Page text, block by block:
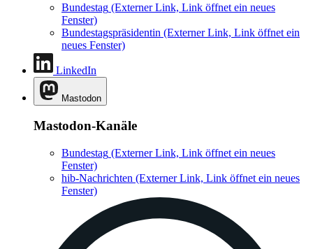
Bundestag (Externer Link, Link öffnet ein neues
Fenster)
Bundestagspräsidentin (Externer Link, Link öffnet ein
neues Fenster)
LinkedIn
Mastodon
Mastodon-Kanäle
Bundestag (Externer Link, Link öffnet ein neues
Fenster)
hib-Nachrichten (Externer Link, Link öffnet ein neues
Fenster)